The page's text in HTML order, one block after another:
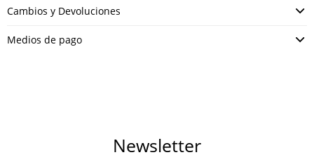
Cambios y Devoluciones
Medios de pago
Newsletter